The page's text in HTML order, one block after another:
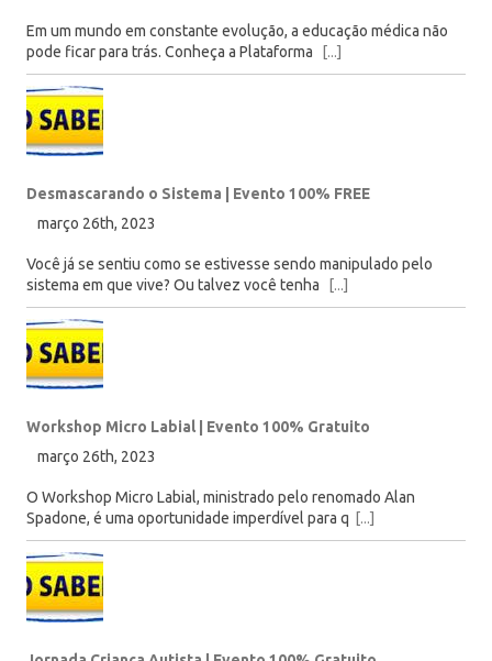
Em um mundo em constante evolução, a educação médica não
pode ficar para trás. Conheça a Plataforma
[...]
Desmascarando o Sistema | Evento 100% FREE
março 26th, 2023
Você já se sentiu como se estivesse sendo manipulado pelo
sistema em que vive? Ou talvez você tenha
[...]
Workshop Micro Labial | Evento 100% Gratuito
março 26th, 2023
O Workshop Micro Labial, ministrado pelo renomado Alan
Spadone, é uma oportunidade imperdível para q [...]